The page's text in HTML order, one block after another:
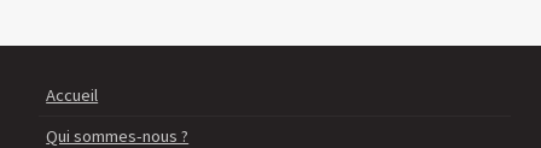
Accueil
Qui sommes-nous ?